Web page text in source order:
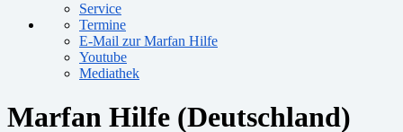
Service
Termine
E-Mail zur Marfan Hilfe
Youtube
Mediathek
Marfan Hilfe (Deutschland)